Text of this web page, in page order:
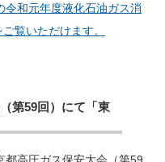
令和元年度液化石油ガス消
覧いただけます。
第59回）にて「東